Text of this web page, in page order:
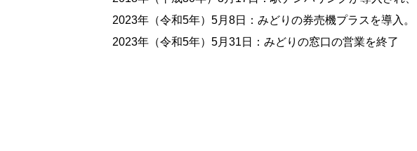
2023年（令和5年）5月8日：みどりの券売機プラスを導入。
2023年（令和5年）5月31日：みどりの窓口の営業を終了